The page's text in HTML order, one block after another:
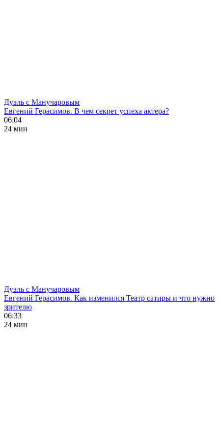
Дуэль с Манучаровым
Евгений Герасимов. В чем секрет успеха актера?
06:04
24 мин
Дуэль с Манучаровым
Евгений Герасимов. Как изменился Театр сатиры и что нужно
зрителю
06:33
24 мин